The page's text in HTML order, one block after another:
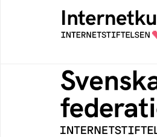
Samlad kunskap som
säker och medveten
Svenska
Grunden för medlemskap
kontextspecifik